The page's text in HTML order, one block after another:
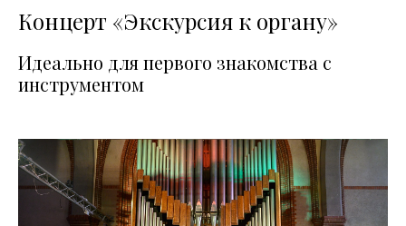
Концерт «Экскурсия к органу»
Идеально для первого знакомства с
инструментом